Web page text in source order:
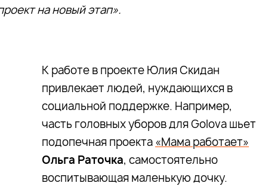
на новый этап».
К работе в проекте Юлия Скидан
привлекает людей, нуждающихся в
социальной поддержке. Например,
часть головных уборов для Golova шьет
подопечная проекта «Мама работает»
Ольга Раточка, самостоятельно
воспитывающая маленькую дочку.